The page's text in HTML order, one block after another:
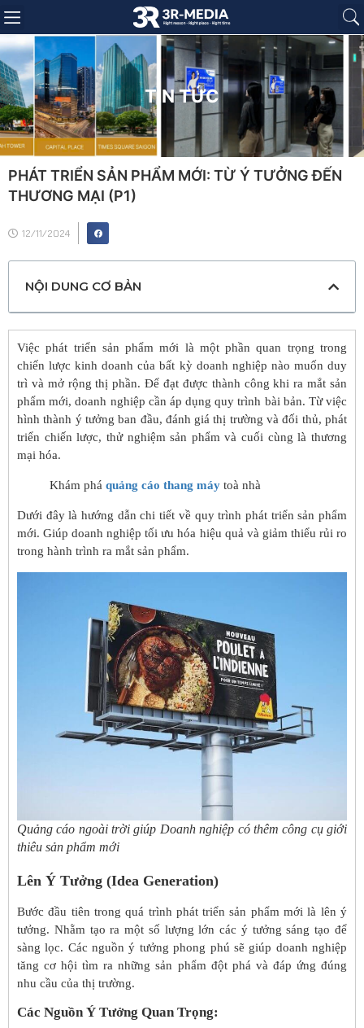
TIN TỨC
PHÁT TRIỂN SẢN PHẨM MỚI: TỪ Ý TƯỞNG ĐẾN
THƯƠNG MẠI (P1)
12/11/2024
NỘI DUNG CƠ BẢN
Việc phát triển sản phẩm mới là một phần quan trọng trong
chiến lược kinh doanh của bất kỳ doanh nghiệp nào muốn duy
trì và mở rộng thị phần. Để đạt được thành công khi ra mắt sản
phẩm mới, doanh nghiệp cần áp dụng quy trình bài bản. Từ việc
hình thành ý tưởng ban đầu, đánh giá thị trường và đối thủ, phát
triển chiến lược, thử nghiệm sản phẩm và cuối cùng là thương
mại hóa.
Khám phá quảng cáo thang máy toà nhà
Dưới đây là hướng dẫn chi tiết về quy trình phát triển sản phẩm
mới. Giúp doanh nghiệp tối ưu hóa hiệu quả và giảm thiểu rủi ro
trong hành trình ra mắt sản phẩm.
Quảng cáo ngoài trời giúp Doanh nghiệp có thêm công cụ giới
thiêu sản phẩm mới
Lên Ý Tưởng (Idea Generation)
Bước đầu tiên trong quá trình phát triển sản phẩm mới là lên ý
tưởng. Nhằm tạo ra một số lượng lớn các ý tưởng sáng tạo để
sàng lọc. Các nguồn ý tưởng phong phú sẽ giúp doanh nghiệp
tăng cơ hội tìm ra những sản phẩm đột phá và đáp ứng đúng
nhu cầu của thị trường.
Các Nguồn Ý Tưởng Quan Trọng: